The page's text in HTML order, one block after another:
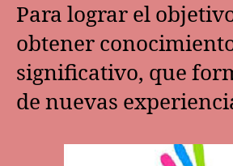
Para lograr el
obtener
significativo, que
de nuevas